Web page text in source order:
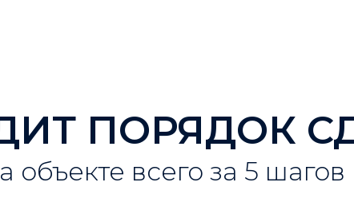
ПОРЯДОК
объекте всего за 5 шагов